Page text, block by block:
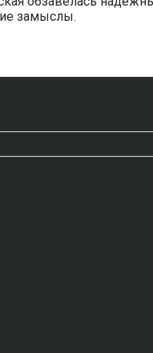
замыслы.